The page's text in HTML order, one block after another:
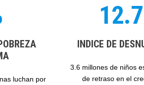
luchan por
INDICE DE
3.6 millones de niños
de retraso en el